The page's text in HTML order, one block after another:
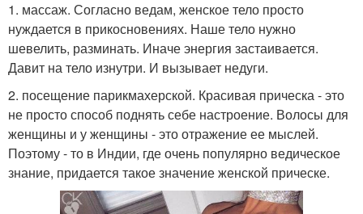
1. массаж. Согласно ведам, женское тело просто
нуждается в прикосновениях. Наше тело нужно
шевелить, разминать. Иначе энергия застаивается.
Давит на тело изнутри. И вызывает недуги.
2. посещение парикмахерской. Красивая прическа - это
не просто способ поднять себе настроение. Волосы для
женщины и у женщины - это отражение ее мыслей.
Поэтому - то в Индии, где очень популярно ведическое
знание, придается такое значение женской прическе.